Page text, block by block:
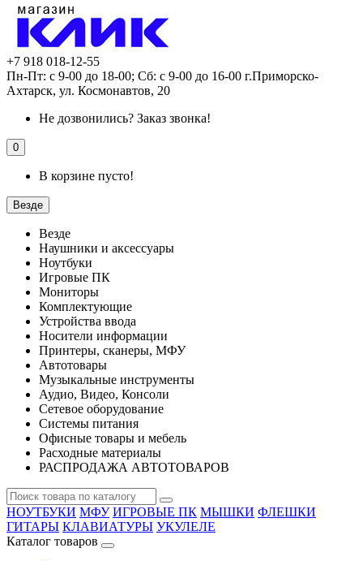
+7 918 018-12-55
Пн-Пт: с 9-00 до 18-00; Сб: с 9-00 до 16-00 г.Приморско-
Ахтарск, ул. Космонавтов, 20
Не дозвонились? Заказ звонка!
0
В корзине пусто!
Везде
Везде
Наушники и аксессуары
Ноутбуки
Игровые ПК
Мониторы
Комплектующие
Устройства ввода
Носители информации
Принтеры, сканеры, МФУ
Автотовары
Музыкальные инструменты
Аудио, Видео, Консоли
Сетевое оборудование
Системы питания
Офисные товары и мебель
Расходные материалы
РАСПРОДАЖА АВТОТОВАРОВ
НОУТБУКИ МФУ ИГРОВЫЕ ПК МЫШКИ ФЛЕШКИ
ГИТАРЫ КЛАВИАТУРЫ УКУЛЕЛЕ
Каталог товаров